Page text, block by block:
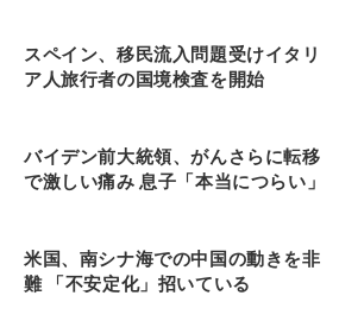
スペイン、移民流入問題受けイタリ
ア人旅行者の国境検査を開始
バイデン前大統領、がんさらに転移
で激しい痛み 息子「本当につらい」
米国、南シナ海での中国の動きを非
難 「不安定化」招いている